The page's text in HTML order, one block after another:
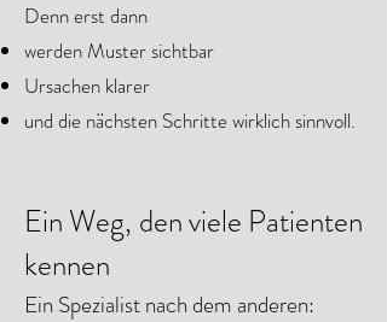
Denn erst dann
werden Muster sichtbar
Ursachen klarer
und die nächsten Schritte wirklich sinnvoll.
Ein Weg, den viele Patienten
kennen
Ein Spezialist nach dem anderen: